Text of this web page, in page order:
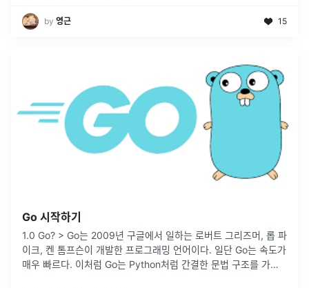
by 영근 15
Go 시작하기
1.0 Go? > Go는 2009년 구글에서 일하는 로버트 그리즈머, 롭 파
이크, 켄 톰프슨이 개발한 프로그래밍 언어이다. 일단 Go는 속도가
매우 빠르다. 이처럼 Go는 Python처럼 간결한 문법 구조를 가지